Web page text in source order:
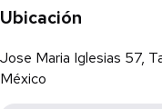
Ubicación
Jose Maria Iglesias 57,
México